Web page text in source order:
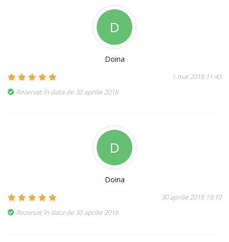
D
Doina
1 mai 2018 11:43
Rezervat în data de 30 aprilie 2018
D
Doina
30 aprilie 2018 19:10
Rezervat în data de 30 aprilie 2018